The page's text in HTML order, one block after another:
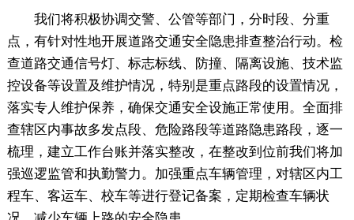
我们将积极协调交警、公管等部门，分时段、分重
点，有针对性地开展道路交通安全隐患排查整治行动。检
查道路交通信号灯、标志标线、防撞、隔离设施、技术监
控设备等设置及维护情况，特别是重点路段的设置情况，
落实专人维护保养，确保交通安全设施正常使用。全面排
查辖区内事故多发点段、危险路段等道路隐患路段，逐一
梳理，建立工作台账并落实整改，在整改到位前我们将加
强巡逻监管和执勤警力。加强重点车辆管理，对辖区内工
程车、客运车、校车等进行登记备案，定期检查车辆状